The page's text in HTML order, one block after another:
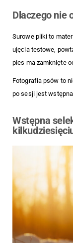
Dlaczego nie
Surowe pliki to
ujęcia testowe,
pies ma zamknięte
Fotografia psów to
po sesji jest
Wstępna